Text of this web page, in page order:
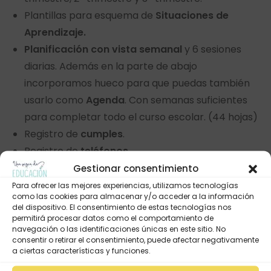
Gestionar consentimiento
Para ofrecer las mejores experiencias, utilizamos tecnologías
como las cookies para almacenar y/o acceder a la información
del dispositivo. El consentimiento de estas tecnologías nos
permitirá procesar datos como el comportamiento de
navegación o las identificaciones únicas en este sitio. No
consentir o retirar el consentimiento, puede afectar negativamente
a ciertas características y funciones.
Plantillas para esquema de Situaciones de
Aprendizaje.
Planificación con vista semanal y 6 sesiones
diarias. Además en la parte de abajo
incorporamos hueco para que puedas también
usarlo como Agenda. Con semanas suficientes
para completar todo el curso escolar. (44 hojas)
Registro de cumples.
Registro deteléfonos.
Registro deemails.
2 páginas de pararegistrosvarios.
2 páginas pare registro deautorizacionesde
excursiones o similar.
1 registro degastosde aula.
Registros deasistencia.